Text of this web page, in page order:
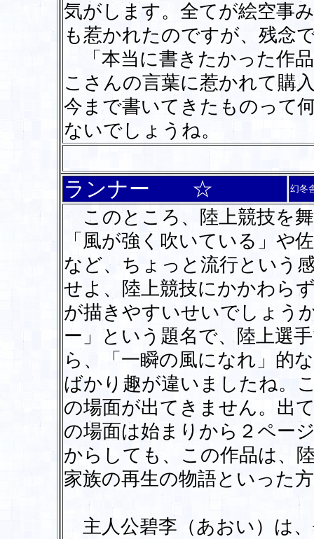
気がします。全てが絵空事
も惹かれたのですが、残念
「本当に書きたかった作
こさんの言葉に惹かれて購
今まで書いてきたものって
ないでしょうね。
ランナー ☆ 幻冬
このところ、陸上競技を
「風が強く吹いている」や
など、ちょっと流行という
せよ、陸上競技にかかわら
が描きやすいせいでしょう
ー」という題名で、陸上選
ら、「一瞬の風になれ」的
ばかり趣が違いましたね。
の場面が出てきません。出
の場面は始まりから２ペー
からしても、この作品は、
家族の再生の物語といった
主人公碧李（あおい）は